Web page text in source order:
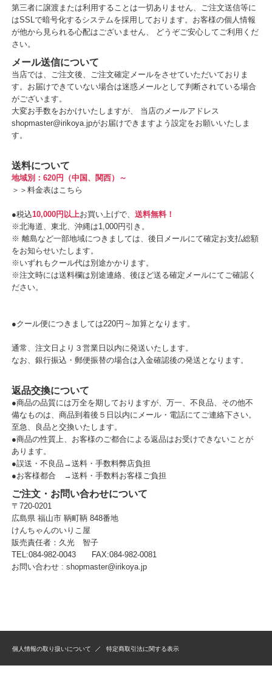
第三者に譲渡または利用することは一切ありません、ご注文送信等に
はSSLで暗号化するシステムを採用しております。お客様の個人情報
が他から見られる心配はございません、 どうぞご安心してご利用くだ
さい。
メール送信について
当店では、ご注文後、ご注文確定メールをさせていただいておりま
す。お届けできていない場合は迷惑メールとして判断されている場合
がございます。
大変お手数をおかけいたしますが、 当店のメールアドレス
shopmaster@irikoya.jpがお届けできますよう設定をお願いいたしま
す。
送料について
地域別：620円（中国、関西）～
＞＞ 料金表はこちら
●税込10,000円以上お買い上げで、 送料無料！
※北海道、東北、沖縄は1,000円引き。
※ 離島など一部地域につきましては、後日メールにて確定お支払総額
をお知らせいたします。
※いずれもクール代は別途かかります。
※注文時には送料欄は別途連絡、後ほど送る確定メールにてご確認く
ださい。
●クール便につきましては220円～加算となります。
通常、注文日より３営業日以内に発送いたします。
なお、銀行振込・郵便振替の場合は入金確認後の発送となります。
返品交換について
●商品の品質には万全を期しておりますが、万一、不良品、その他不
備なものは、商品到着後５日以内にメール・電話にてご連絡下さい。
至急、良品と交換いたします。
●商品の性質上、お客様のご都合による返品はお受けできないことが
あります。
●誤送・不良品→送料・手数料弊店負担
●お客様都合 →送料・手数料お客様ご負担
ご注文・お問い合わせについて
〒720-0201
広島県 福山市 鞆町鞆 848番地
けんちゃんのいりこ屋
販売責任者：久光 智子
TEL:084-982-0043 FAX:084-982-0081
お問い合わせ : shopmaster@irikoya.jp
個人情報の取り扱いについて 特定商取引法に関する表示